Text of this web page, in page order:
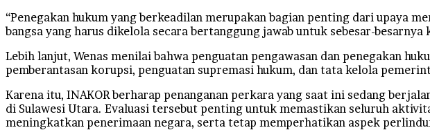
“Penegakan hukum yang berkeadilan merupakan bagian penting dari upaya
bangsa yang harus dikelola secara bertanggung jawab untuk sebesar-
Lebih lanjut, Wenas menilai bahwa penguatan pengawasan dan penegakan
pemberantasan korupsi, penguatan supremasi hukum, dan tata kelola
Karena itu, INAKOR berharap penanganan perkara yang saat ini sedang
di Sulawesi Utara. Evaluasi tersebut penting untuk memastikan seluruh
meningkatkan penerimaan negara, serta tetap memperhatikan aspek